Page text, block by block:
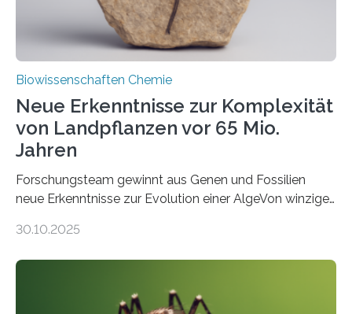
Biowissenschaften Chemie
Neue Erkenntnisse zur Komplexität
von Landpflanzen vor 65 Mio.
Jahren
Forschungsteam gewinnt aus Genen und Fossilien
neue Erkenntnisse zur Evolution einer AlgeVon winzigen
Landpflanzen zählen zu den komplexesten
Grünalgen, die vor Hunderten von Millionen Jahren
30.10.2025